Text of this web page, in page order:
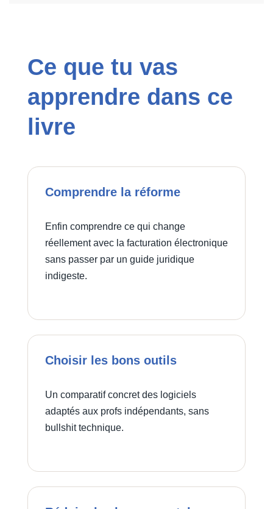
Ce que tu vas
apprendre dans ce
livre
Comprendre la réforme
Enfin comprendre ce qui change
réellement avec la facturation électronique
sans passer par un guide juridique
indigeste.
Choisir les bons outils
Un comparatif concret des logiciels
adaptés aux profs indépendants, sans
bullshit technique.